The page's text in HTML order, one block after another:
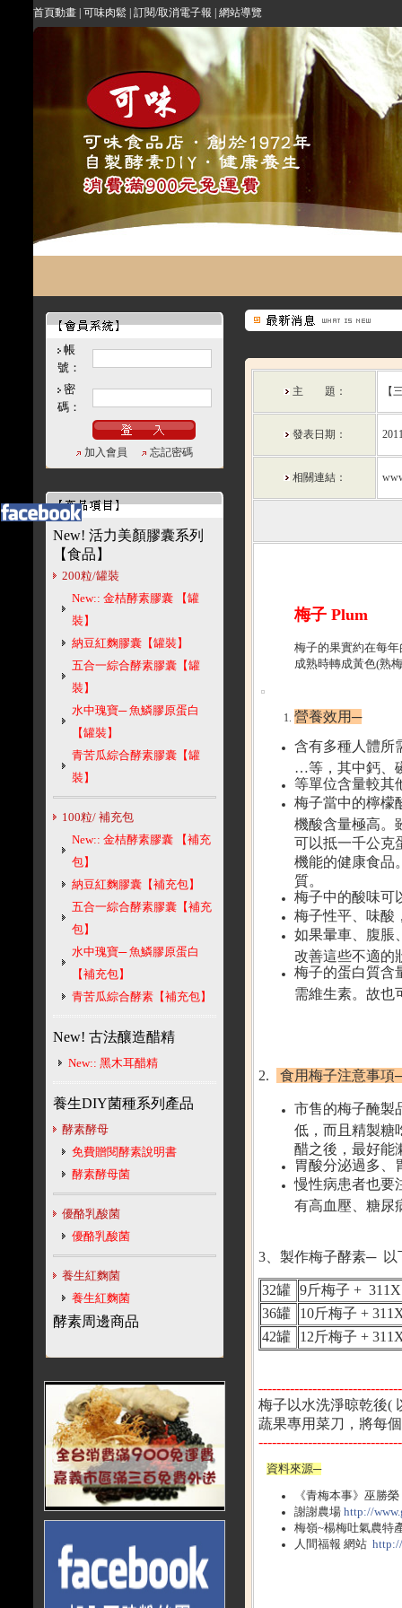
首頁動畫| 可味肉鬆| 訂閱/取消電子報 網站導覽
帳
號：
密
碼：
加入會員 忘記密碼
New! 活力美顏膠囊系列
【食品】
200粒/罐裝
New:: 金桔酵素膠囊 【罐
裝】
納豆紅麴膠囊【罐裝】
五合一綜合酵素膠囊【罐
裝】
水中瑰寶─ 魚鱗膠原蛋白
【罐裝】
青苦瓜綜合酵素膠囊【罐
裝】
100粒/ 補充包
New:: 金桔酵素膠囊 【補充
包】
納豆紅麴膠囊【補充包】
五合一綜合酵素膠囊【補充
包】
水中瑰寶─ 魚鱗膠原蛋白
【補充包】
青苦瓜綜合酵素【補充包】
New! 古法釀造醋精
New:: 黑木耳醋精
養生DIY菌種系列產品
酵素酵母
免費贈閱酵素說明書
酵素酵母菌
優酪乳酸菌
優酪乳酸菌
養生紅麴菌
養生紅麴菌
酵素周邊商品
主 題： 【
發表日期：
相關連結：
梅子 Plum
梅子的果實約在每
成熟時轉成黃色(熟
營養效用─
含有多種人體所
…等，其中鈣、
等單位含量較其
梅子當中的檸檬
機酸含量極高。
可以抵一千公克
機能的健康食品
質。
梅子中的酸味可
梅子性平、味酸
如果暈車、腹脹
改善這些不適的
梅子的蛋白質含
需維生素。故也
2. 食用梅子注意事項
市售的梅子醃製
低，而且精製糖
醋之後，最好能
胃酸分泌過多、
慢性病患者也要
有高血壓、糖尿
3、製作梅子酵素─
32罐 9斤梅子 +
36罐
10斤梅子 +
42罐
12斤梅子 +
梅子以水洗淨晾乾後(
蔬果專用菜刀，將每
資料來源─
《青梅本事》巫勝榮
謝謝農場 http://
梅嶺~楊梅吐氣農特
人間福報 網站